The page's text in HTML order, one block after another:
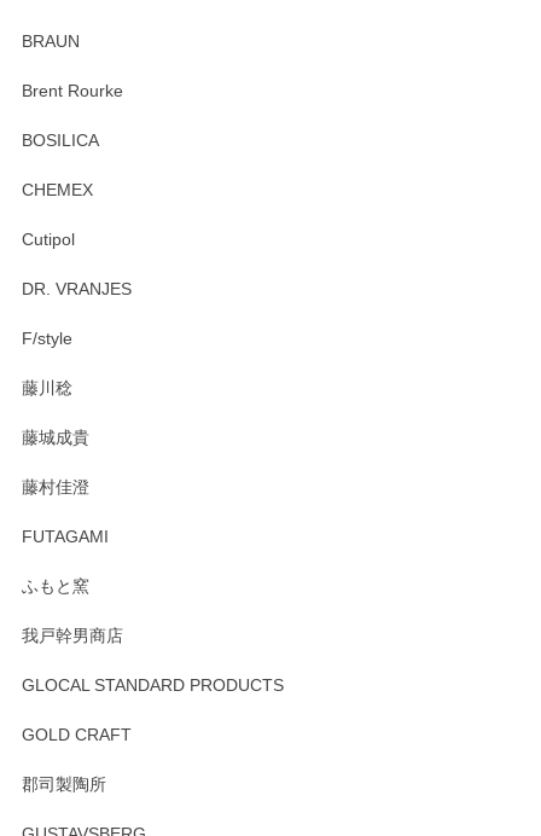
BRAUN
Brent Rourke
BOSILICA
CHEMEX
Cutipol
DR. VRANJES
F/style
藤川稔
藤城成貴
藤村佳澄
FUTAGAMI
ふもと窯
我戸幹男商店
GLOCAL STANDARD PRODUCTS
GOLD CRAFT
郡司製陶所